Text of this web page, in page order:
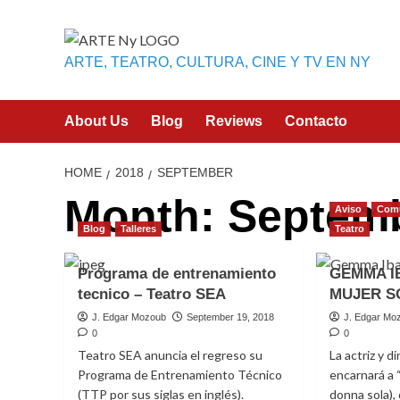
ARTE, TEATRO, CULTURA, CINE Y TV EN NY
About Us Blog Reviews Contacto
HOME 2018 SEPTEMBER
Month:
Blog Talleres
Programa de entrenamiento
tecnico – Teatro SEA
J. Edgar Mozoub
September 19, 2018
0
Teatro SEA anuncia el regreso su
Programa de Entrenamiento Técnico
(TTP por sus siglas en inglés).
Aviso
Teatro
GEMMA
MUJER
J. Edgar
0
La actriz y
encarnará a
donna sola),